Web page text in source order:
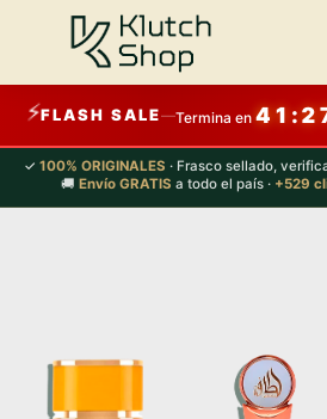
⚡FLASH SALE—Termina en
✓ 100% ORIGINALES · Frasco sellado,
🚚 Envío GRATIS a todo el país · +529